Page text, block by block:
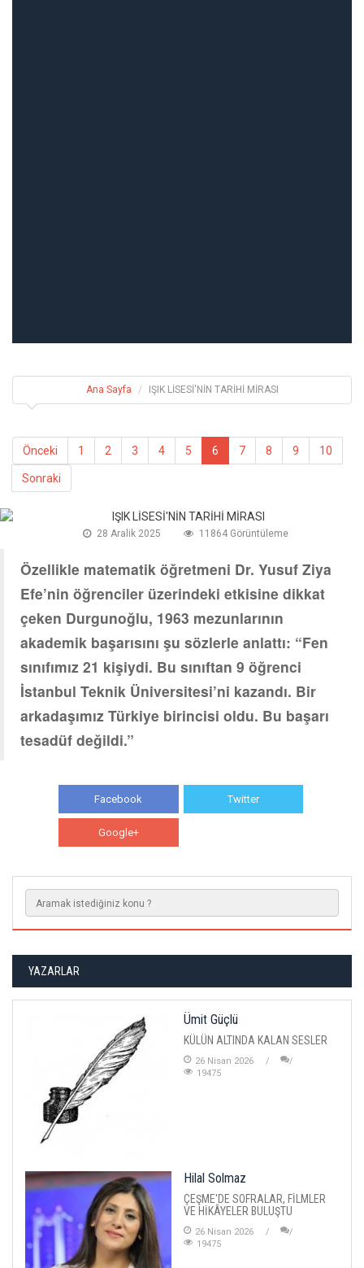
Ana Sayfa IŞIK LİSESİ'NİN TARİHİ MİRASI
Önceki 1 2 3 4 5 6 7 8 9 10
Sonraki
28 Aralik 2025 11864 Görüntüleme
Özellikle matematik öğretmeni Dr. Yusuf Ziya
Efe’nin öğrenciler üzerindeki etkisine dikkat
çeken Durgunoğlu, 1963 mezunlarının
akademik başarısını şu sözlerle anlattı: “Fen
sınıfımız 21 kişiydi. Bu sınıftan 9 öğrenci
İstanbul Teknik Üniversitesi’ni kazandı. Bir
arkadaşımız Türkiye birincisi oldu. Bu başarı
tesadüf değildi.”
Facebook Twitter
Google+
YAZARLAR
Ümit Güçlü
KÜLÜN ALTINDA KALAN SESLER
26 Nisan 2026
19475
Hilal Solmaz
ÇEŞME'DE SOFRALAR, FİLMLER
VE HİKÂYELER BULUŞTU
26 Nisan 2026
19475